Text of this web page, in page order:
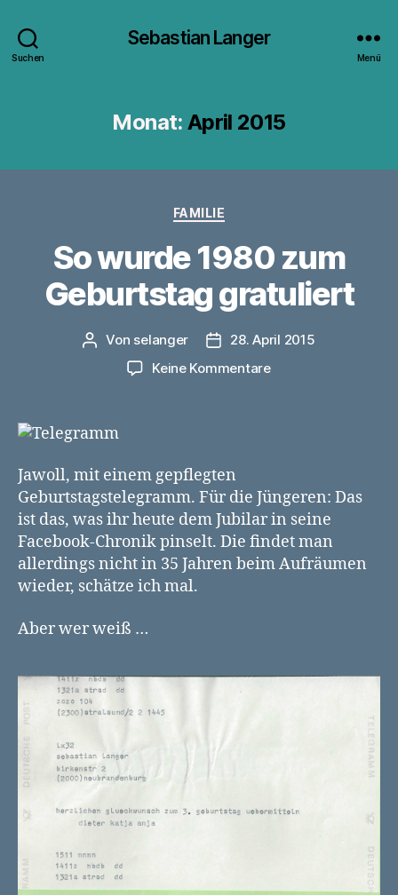
Suchen
Sebastian Langer
Menü
Monat: April 2015
Kategorien
FAMILIE
So wurde 1980 zum
Geburtstag gratuliert
Beitragsautor
Von selanger Veröffentlichungsdatum
28. April 2015
Keine Kommentarezu
Jawoll, mit einem gepflegten
Geburtstagstelegramm. Für die Jüngeren: Das
ist das, was ihr heute dem Jubilar in seine
Facebook-Chronik pinselt. Die findet man
allerdings nicht in 35 Jahren beim Aufräumen
wieder, schätze ich mal.
Aber wer weiß …